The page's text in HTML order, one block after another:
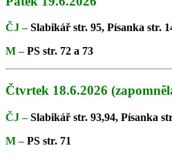
ČJ –Slabikář str. 95, Písanka str.
M –PS str. 72 a 73
Čtvrtek 18.6.2026
ČJ –Slabikář str. 93,94, Písanka
M –PS str. 71